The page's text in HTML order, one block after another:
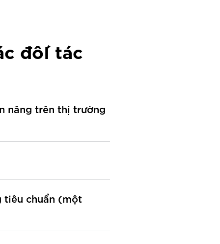
đốI tác
nâng trên thị trường
tiêu chuẩn (một